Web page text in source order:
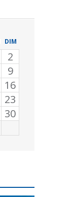
DIM
2
9
16
23
30